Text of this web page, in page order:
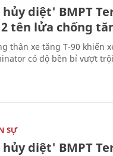
hủy diệt' BMPT
tên lửa chống
thân xe tăng T-90 khiến
có độ bền bỉ vượt
SỰ
hủy diệt' BMPT